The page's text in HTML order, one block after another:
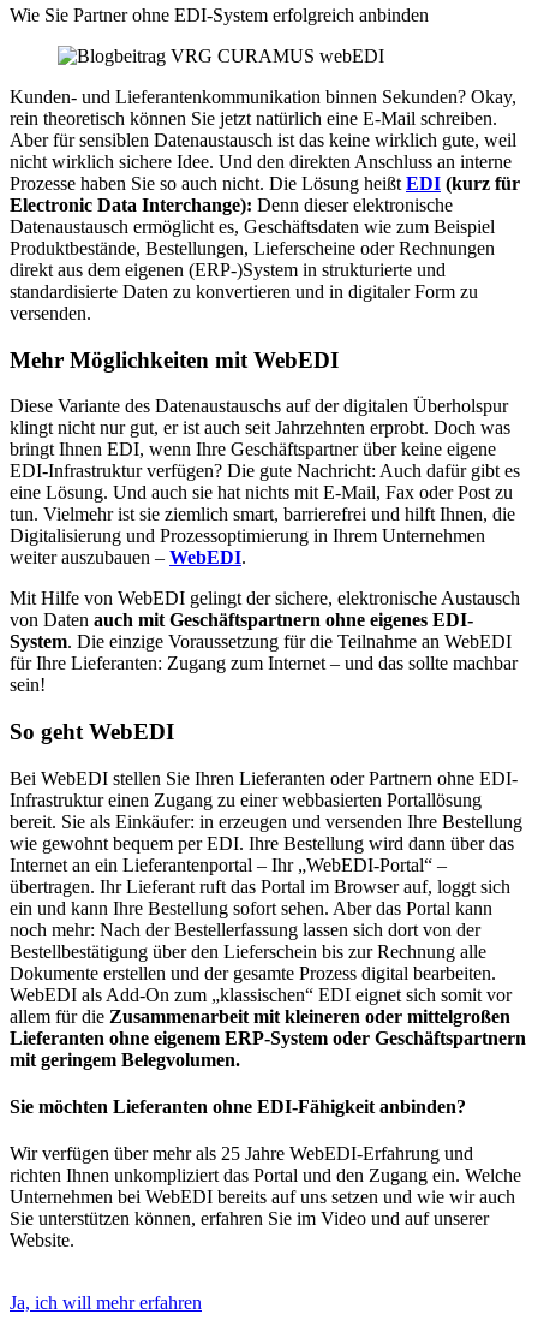
Wie Sie Partner ohne EDI-System erfolgreich anbinden
Kunden- und Lieferantenkommunikation binnen Sekunden? Okay,
rein theoretisch können Sie jetzt natürlich eine E-Mail schreiben.
Aber für sensiblen Datenaustausch ist das keine wirklich gute, weil
nicht wirklich sichere Idee. Und den direkten Anschluss an interne
Prozesse haben Sie so auch nicht. Die Lösung heißt EDI (kurz für
Electronic Data Interchange): Denn dieser elektronische
Datenaustausch ermöglicht es, Geschäftsdaten wie zum Beispiel
Produktbestände, Bestellungen, Lieferscheine oder Rechnungen
direkt aus dem eigenen (ERP-)System in strukturierte und
standardisierte Daten zu konvertieren und in digitaler Form zu
versenden.
Mehr Möglichkeiten mit WebEDI
Diese Variante des Datenaustauschs auf der digitalen Überholspur
klingt nicht nur gut, er ist auch seit Jahrzehnten erprobt. Doch was
bringt Ihnen EDI, wenn Ihre Geschäftspartner über keine eigene
EDI-Infrastruktur verfügen? Die gute Nachricht: Auch dafür gibt es
eine Lösung. Und auch sie hat nichts mit E-Mail, Fax oder Post zu
tun. Vielmehr ist sie ziemlich smart, barrierefrei und hilft Ihnen, die
Digitalisierung und Prozessoptimierung in Ihrem Unternehmen
weiter auszubauen – WebEDI.
Mit Hilfe von WebEDI gelingt der sichere, elektronische Austausch
von Daten auch mit Geschäftspartnern ohne eigenes EDI-
System. Die einzige Voraussetzung für die Teilnahme an WebEDI
für Ihre Lieferanten: Zugang zum Internet – und das sollte machbar
sein!
So geht WebEDI
Bei WebEDI stellen Sie Ihren Lieferanten oder Partnern ohne EDI-
Infrastruktur einen Zugang zu einer webbasierten Portallösung
bereit. Sie als Einkäufer: in erzeugen und versenden Ihre Bestellung
wie gewohnt bequem per EDI. Ihre Bestellung wird dann über das
Internet an ein Lieferantenportal – Ihr „WebEDI-Portal“ –
übertragen. Ihr Lieferant ruft das Portal im Browser auf, loggt sich
ein und kann Ihre Bestellung sofort sehen. Aber das Portal kann
noch mehr: Nach der Bestellerfassung lassen sich dort von der
Bestellbestätigung über den Lieferschein bis zur Rechnung alle
Dokumente erstellen und der gesamte Prozess digital bearbeiten.
WebEDI als Add-On zum „klassischen“ EDI eignet sich somit vor
allem für die Zusammenarbeit mit kleineren oder mittelgroßen
Lieferanten ohne eigenem ERP-System oder Geschäftspartnern
mit geringem Belegvolumen.
Sie möchten Lieferanten ohne EDI-Fähigkeit anbinden?
Wir verfügen über mehr als 25 Jahre WebEDI-Erfahrung und
richten Ihnen unkompliziert das Portal und den Zugang ein. Welche
Unternehmen bei WebEDI bereits auf uns setzen und wie wir auch
Sie unterstützen können, erfahren Sie im Video und auf unserer
Website.
Ja, ich will mehr erfahren